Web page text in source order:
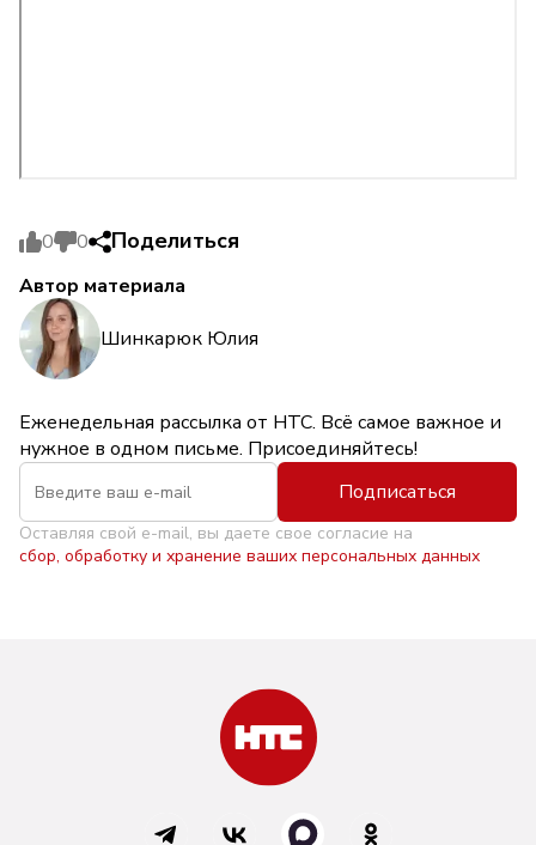
0 0 Поделиться
Автор материала
Шинкарюк Юлия
Еженедельная рассылка от НТС. Всё самое важное и
нужное в одном письме. Присоединяйтесь!
Подписаться
Оставляя свой e-mail, вы даете свое согласие на
сбор, обработку и хранение ваших персональных данных